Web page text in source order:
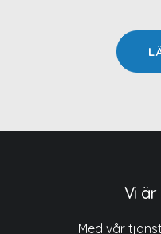
Vi är
Med vår